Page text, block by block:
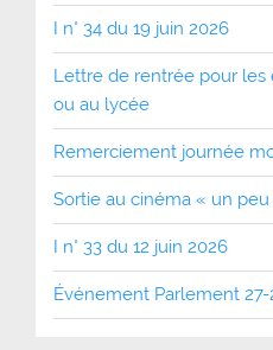
I n° 34 du 19 juin 2026
Lettre de rentrée pour les
ou au lycée
Remerciement journée
Sortie au cinéma « un peu
I n° 33 du 12 juin 2026
Événement Parlement